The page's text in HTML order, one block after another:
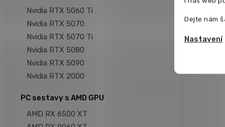
Dejte nám
Nastavení
Nvidia RTX 5060 Ti
Nvidia RTX 5070
Nvidia RTX 5070 Ti
Nvidia RTX 5080
Nvidia RTX 5090
Nvidia RTX 2000
PC sestavy s AMD GPU
AMD RX 6500 XT